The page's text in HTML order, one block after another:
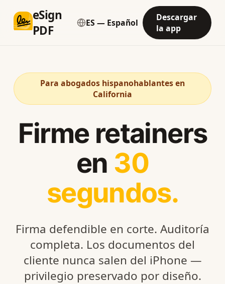
eSign
PDF
Language
Descargar
la app
Para abogados hispanohablantes en
California
Firme retainers
en 30
segundos.
Firma defendible en corte. Auditoría
completa. Los documentos del
cliente nunca salen del iPhone —
privilegio preservado por diseño.